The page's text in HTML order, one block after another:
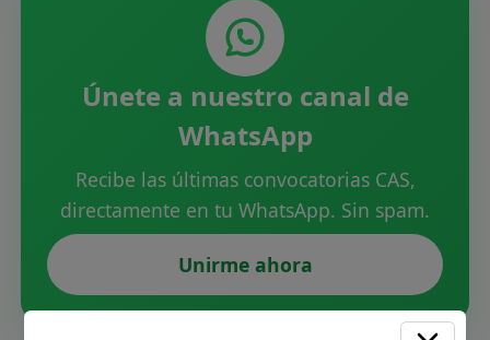
Únete a nuestro canal de
WhatsApp
Recibe las últimas convocatorias CAS,
directamente en tu WhatsApp. Sin spam.
Unirme ahora